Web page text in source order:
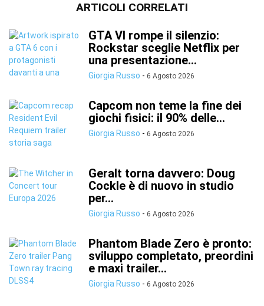
ARTICOLI CORRELATI
GTA VI rompe il silenzio:
Rockstar sceglie Netflix per
una presentazione...
Giorgia Russo - 6 Agosto 2026
Capcom non teme la fine dei
giochi fisici: il 90% delle...
Giorgia Russo - 6 Agosto 2026
Geralt torna davvero: Doug
Cockle è di nuovo in studio
per...
Giorgia Russo - 6 Agosto 2026
Phantom Blade Zero è pronto:
sviluppo completato, preordini
e maxi trailer...
Giorgia Russo - 6 Agosto 2026